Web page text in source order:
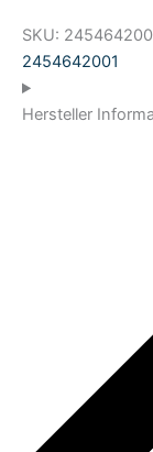
SKU:
2454642001
Hersteller